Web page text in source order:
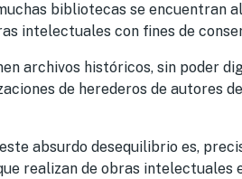
bibliotecas se encuentran
intelectuales con fines de
archivos históricos, sin poder
de herederos de autores
absurdo desequilibrio es,
realizan de obras